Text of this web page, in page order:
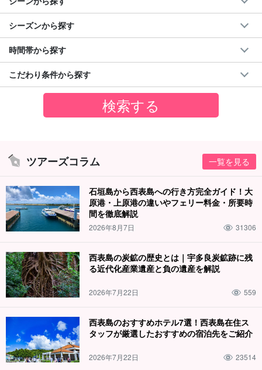
シーズンから探す
時間帯から探す
こだわり条件から探す
ツアーズコラム 一覧を見る
石垣島から西表島への行き方完全ガイド！大
原港・上原港の違いやフェリー料金・所要時
間を徹底解説
2026年8月7日 31306
西表島の炭鉱の歴史とは｜宇多良炭鉱跡に残
る近代化産業遺産と負の遺産を解説
2026年7月22日 559
西表島のおすすめホテル7選！西表島在住ス
タッフが厳選したおすすめの宿泊先をご紹介
2026年7月22日 23514